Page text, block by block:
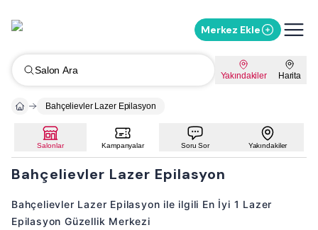
Merkez Ekle
Salon Ara Yakındakiler Harita
Bahçelievler Lazer Epilasyon
Salonlar Kampanyalar Soru Sor Yakındakiler
Bahçelievler Lazer Epilasyon
Bahçelievler Lazer Epilasyon ile ilgili En İyi 1 Lazer
Epilasyon Güzellik Merkezi